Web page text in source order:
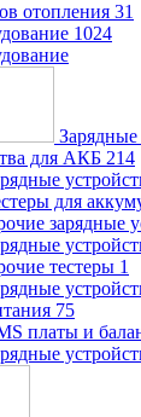
отопления 31
1024
Зарядные
для АКБ 214
для
зарядные
тестеры 1
75
платы и